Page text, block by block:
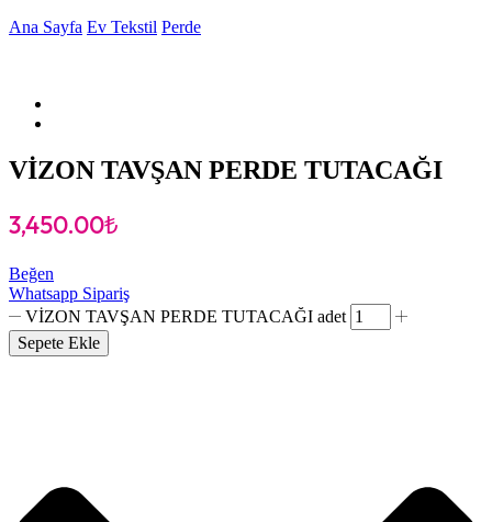
Ana Sayfa Ev Tekstil Perde
VİZON TAVŞAN PERDE TUTACAĞI
3,450.00₺
Beğen
Whatsapp Sipariş
VİZON TAVŞAN PERDE TUTACAĞI adet
Sepete Ekle